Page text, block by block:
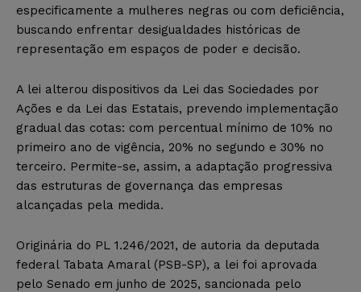
especificamente a mulheres negras ou com deficiência,
buscando enfrentar desigualdades históricas de
representação em espaços de poder e decisão.
A lei alterou dispositivos da Lei das Sociedades por
Ações e da Lei das Estatais, prevendo implementação
gradual das cotas: com percentual mínimo de 10% no
primeiro ano de vigência, 20% no segundo e 30% no
terceiro. Permite-se, assim, a adaptação progressiva
das estruturas de governança das empresas
alcançadas pela medida.
Originária do PL 1.246/2021, de autoria da deputada
federal Tabata Amaral (PSB-SP), a lei foi aprovada
pelo Senado em junho de 2025, sancionada pelo